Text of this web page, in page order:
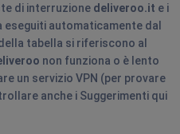
deliveroo
di interruzione deliveroo.it e i
automaticamente dal
tabella si riferiscono al
non funziona o è lento
un servizio VPN (per provare
anche i Suggerimenti qui